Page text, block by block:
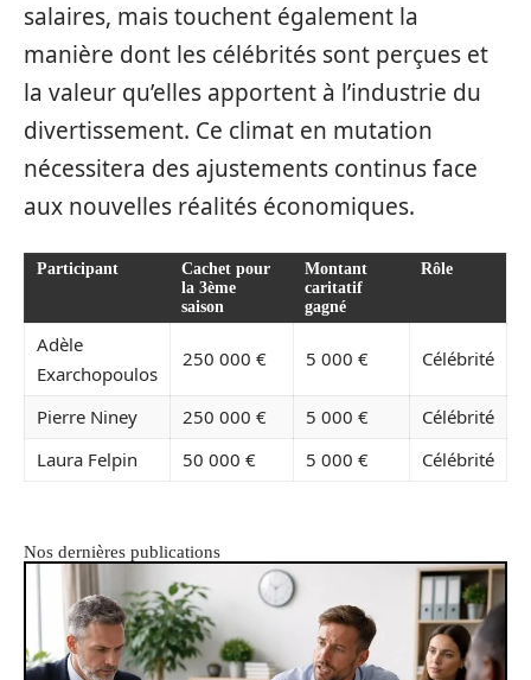
salaires, mais touchent également la
manière dont les célébrités sont perçues et
la valeur qu’elles apportent à l’industrie du
divertissement. Ce climat en mutation
nécessitera des ajustements continus face
aux nouvelles réalités économiques.
Participant
Cachet pour
la 3ème
saison
Montant
caritatif
gagné
Rôle
Adèle
Exarchopoulos
250 000 € 5 000 € Célébrité
Pierre Niney 250 000 € 5 000 €
Célébrité
Laura Felpin
50 000 € 5 000 € Célébrité
Nos dernières publications